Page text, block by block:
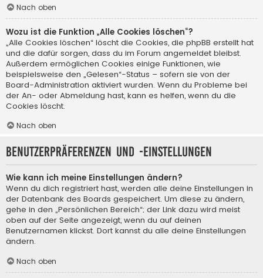
Nach oben
Wozu ist die Funktion „Alle Cookies löschen“?
„Alle Cookies löschen“ löscht die Cookies, die phpBB erstellt hat
und die dafür sorgen, dass du im Forum angemeldet bleibst.
Außerdem ermöglichen Cookies einige Funktionen, wie
beispielsweise den „Gelesen“-Status – sofern sie von der
Board-Administration aktiviert wurden. Wenn du Probleme bei
der An- oder Abmeldung hast, kann es helfen, wenn du die
Cookies löscht.
Nach oben
Benutzerpräferenzen und -einstellungen
Wie kann ich meine Einstellungen ändern?
Wenn du dich registriert hast, werden alle deine Einstellungen in
der Datenbank des Boards gespeichert. Um diese zu ändern,
gehe in den „Persönlichen Bereich“; der Link dazu wird meist
oben auf der Seite angezeigt, wenn du auf deinen
Benutzernamen klickst. Dort kannst du alle deine Einstellungen
ändern.
Nach oben